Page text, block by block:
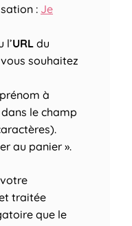
: Je
l’URL du
souhaitez
à
le champ
au panier ».
traitée
que le